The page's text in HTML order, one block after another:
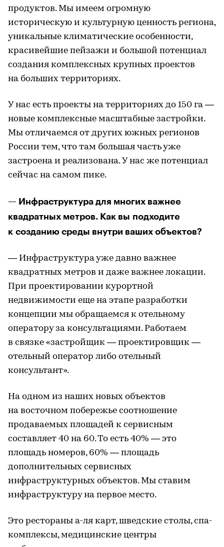
продуктов. Мы имеем огромную
историческую и культурную ценность региона,
уникальные климатические особенности,
красивейшие пейзажи и большой потенциал
создания комплексных крупных проектов
на больших территориях.
У нас есть проекты на территориях до 150 га —
новые комплексные масштабные застройки.
Мы отличаемся от других южных регионов
России тем, что там большая часть уже
застроена и реализована. У нас же потенциал
сейчас на самом пике.
— Инфраструктура для многих важнее
квадратных метров. Как вы подходите
к созданию среды внутри ваших объектов?
— Инфраструктура уже давно важнее
квадратных метров и даже важнее локации.
При проектировании курортной
недвижимости еще на этапе разработки
концепции мы обращаемся к отельному
оператору за консультациями. Работаем
в связке «застройщик — проектировщик —
отельный оператор либо отельный
консультант».
На одном из наших новых объектов
на восточном побережье соотношение
продаваемых площадей к сервисным
составляет 40 на 60. То есть 40% — это
площадь номеров, 60% — площадь
дополнительных сервисных
инфраструктурных объектов. Мы ставим
инфраструктуру на первое место.
Это рестораны а-ля карт, шведские столы, спа-
комплексы, медицинские центры